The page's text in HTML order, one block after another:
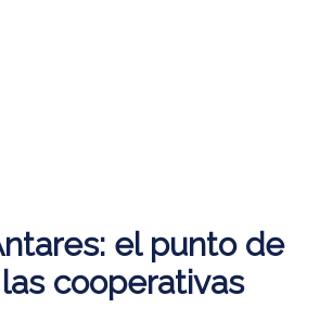
el punto de
cooperativas